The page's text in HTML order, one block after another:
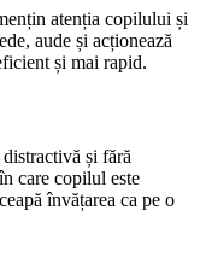
atenția copilului și
aude și acționează
și mai rapid.
și fără
care copilul este
învățarea ca pe o